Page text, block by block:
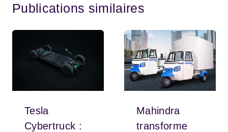
Publications similaires
Tesla
Cybertruck :
Mahindra
transforme